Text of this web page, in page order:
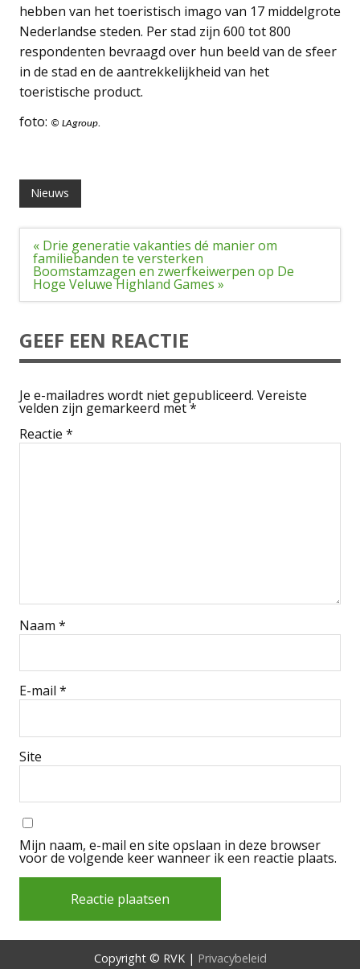
hebben van het toeristisch imago van 17 middelgrote
Nederlandse steden. Per stad zijn 600 tot 800
respondenten bevraagd over hun beeld van de sfeer
in de stad en de aantrekkelijkheid van het
toeristische product.
foto: © LAgroup.
Nieuws
Bericht
navigatie
« Drie generatie vakanties dé manier om
familiebanden te versterken
Boomstamzagen en zwerfkeiwerpen op De
Hoge Veluwe Highland Games »
GEEF EEN REACTIE
Je e-mailadres wordt niet gepubliceerd. Vereiste
velden zijn gemarkeerd met*
Reactie *
Naam *
E-mail *
Site
Mijn naam, e-mail en site opslaan in deze browser
voor de volgende keer wanneer ik een reactie plaats.
Copyright © RVK | Privacybeleid